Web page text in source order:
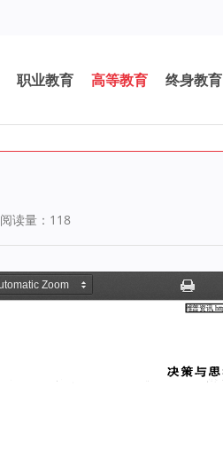
职业教育 高等教育 终身教育
阅读量： 118